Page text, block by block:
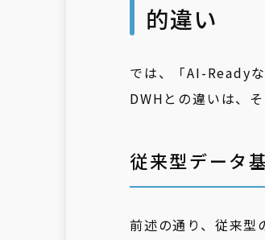
的違い
では、「AI-Ready
DWHとの違いは、
従来型データ
前述の通り、従来型